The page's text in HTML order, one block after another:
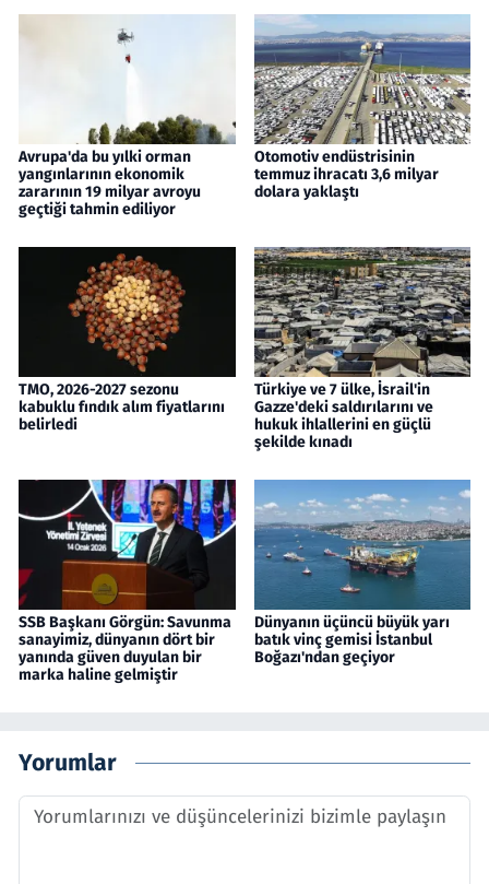
Avrupa'da bu yılki orman
yangınlarının ekonomik
zararının 19 milyar avroyu
geçtiği tahmin ediliyor
Otomotiv endüstrisinin
temmuz ihracatı 3,6 milyar
dolara yaklaştı
TMO, 2026-2027 sezonu
kabuklu fındık alım fiyatlarını
belirledi
Türkiye ve 7 ülke, İsrail'in
Gazze'deki saldırılarını ve
hukuk ihlallerini en güçlü
şekilde kınadı
SSB Başkanı Görgün: Savunma
sanayimiz, dünyanın dört bir
yanında güven duyulan bir
marka haline gelmiştir
Dünyanın üçüncü büyük yarı
batık vinç gemisi İstanbul
Boğazı'ndan geçiyor
Yorumlar